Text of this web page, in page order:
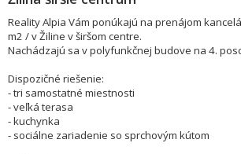
Reality Alpia Vám ponúkajú na prenájom
m2 / v Žiline v širšom centre.
Nachádzajú sa v polyfunkčnej budove na 4.
Dispozičné riešenie:
- tri samostatné miestnosti
- veľká terasa
- kuchynka
- sociálne zariadenie so sprchovým kútom